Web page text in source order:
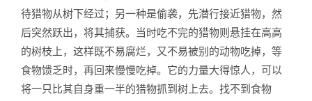
待猎物从树下经过；另一种是偷袭，先潜行接近猎物，然
后突然跃出，将其捕获。当时吃不完的猎物则悬挂在高高
的树枝上，这样既不易腐烂，又不易被别的动物吃掉，等
食物馈乏时，再回来慢慢吃掉。它的力量大得惊人，可以
将一只比其自身重一半的猎物抓到树上去。找不到食物